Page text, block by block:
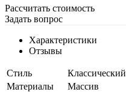
Рассчитать стоимость
Задать вопрос
Характеристики
Отзывы
Стиль
Классический
Материалы
Массив